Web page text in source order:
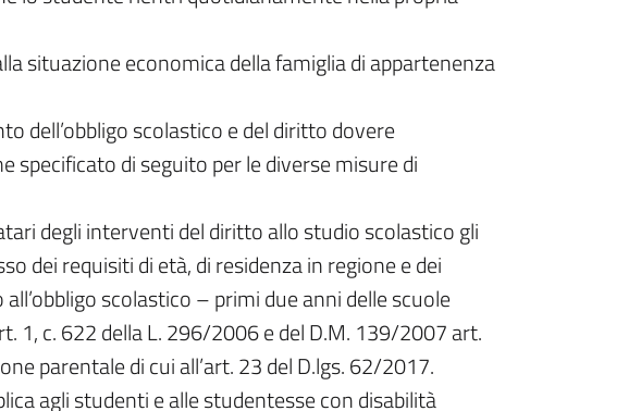
situazione economica della famiglia di appartenenza
dell’obbligo scolastico e del diritto dovere
specificato di seguito per le diverse misure di
degli interventi del diritto allo studio scolastico gli
dei requisiti di età, di residenza in regione e dei
scolastico – primi due anni delle scuole
1, c. 622 della L. 296/2006 e del D.M. 139/2007 art.
parentale di cui all’art. 23 del D.lgs. 62/2017.
agli studenti e alle studentesse con disabilità